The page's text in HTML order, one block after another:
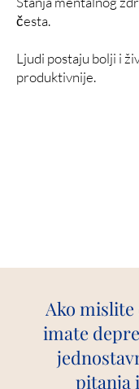
česta.
Ljudi postaju bolji i
produktivnije.
Ako mislite
imate
pitanja